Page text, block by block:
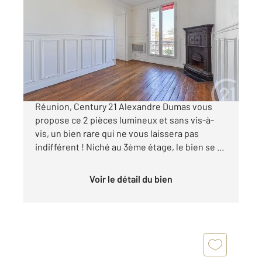
Appartement F2 à vendre
352 000 €
Situé à quelques pas de la prisée place de la
Réunion, Century 21 Alexandre Dumas vous
propose ce 2 pièces lumineux et sans vis-à-
vis, un bien rare qui ne vous laissera pas
indifférent ! Niché au 3ème étage, le bien se ...
Voir le détail du bien